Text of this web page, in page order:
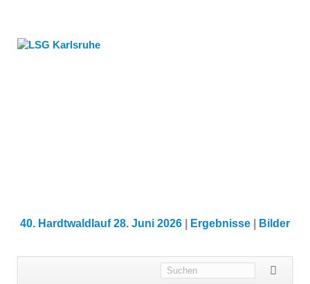
40. Hardtwaldlauf 28. Juni 2026 Ergebnisse Bilder